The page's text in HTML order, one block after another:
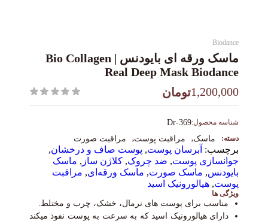
Biodance
ماسک ورقه ای بایودنس | Bio Collagen
Real Deep Mask Biodance
تومان1,200,000
شناسه محصول:Dr-369
دسته: ماسک, مراقبت پوست, مراقبت صورت
برچسب: آبرسان پوست, پوست صاف و درخشان,
جوانسازی پوست, ضد چروک, کلاژن ساز , ماسک
بایودنس, ماسک صورت, ماسک ورقه‌ای, مراقبت
پوست, هیالورونیک اسید
ویژگی ها
مناسب برای پوست های نرمال، خشک، چرب و مختلط.
دارای هیالورونیک اسید که به سرعت به پوست نفوذ میکند